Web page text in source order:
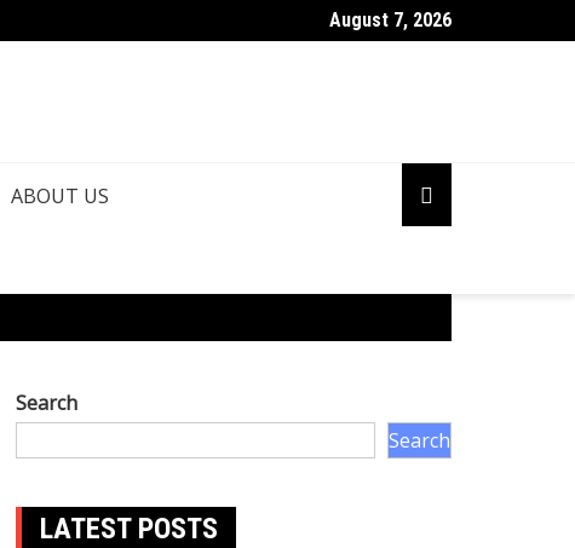
August 7, 2026
ABOUT US
Search
Search
LATEST POSTS